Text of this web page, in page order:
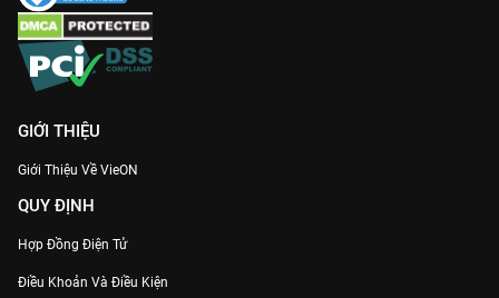
GIỚI THIỆU
Giới Thiệu Về VieON
QUY ĐỊNH
Hợp Đồng Điện Tử
Điều Khoản Và Điều Kiện